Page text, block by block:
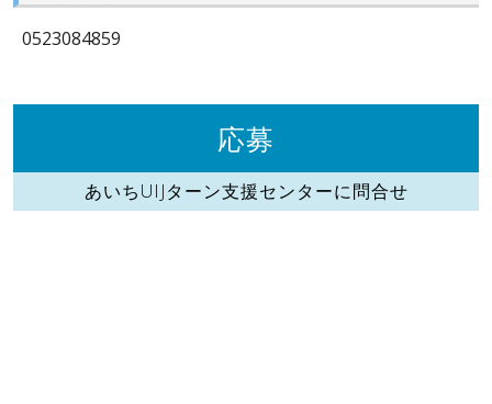
0523084859
応募
あいちUIJターン支援センターに問合せ